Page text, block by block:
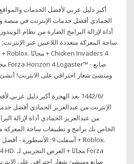
أكبر دليل عربي لأفضل الخدمات
الحمادي أفضل خدمات الإنترنت في منصة
أداة لإزالة البرامج الضارة من نظام
ومنشئ شعار احترافي على الانترنت! أنشئ
الإنترنت من عبدالعزيز الحمادي أفضل
من عبدالعزيز الحمادي أداة لإزالة
الخاص بك برامج و تطبيقات ساحة المعركة